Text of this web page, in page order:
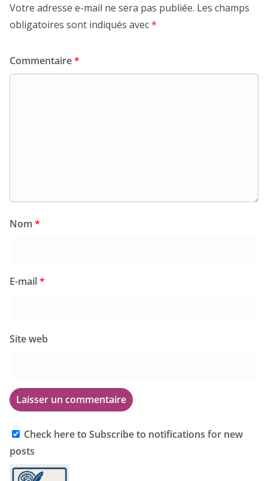
Votre adresse e-mail ne sera pas publiée. Les champs
obligatoires sont indiqués avec*
Commentaire*
Nom *
E-mail*
Site web
Check here to Subscribe to notifications for new
posts